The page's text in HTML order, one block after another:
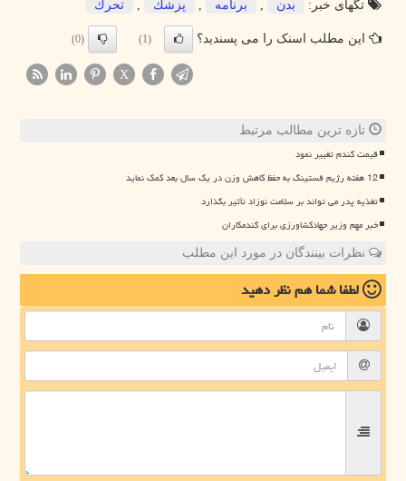
تگهای خبر: بدن , برنامه , پزشك , تحرك
این مطلب اسنک را می پسندید؟ (1)
(0)
X
تازه ترین مطالب مرتبط
قیمت گندم تغییر نمود
12 هفته رژیم فستینگ به حفظ کاهش وزن در یک سال بعد کمک نماید
تغذیه پدر می تواند بر سلامت نوزاد تأثیر بگذارد
خبر مهم وزیر جهادکشاورزی برای گندمکاران
نظرات بینندگان در مورد این مطلب
لطفا شما همنظر دهید